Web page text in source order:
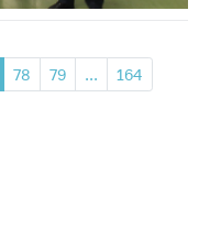
78 79 ... 164